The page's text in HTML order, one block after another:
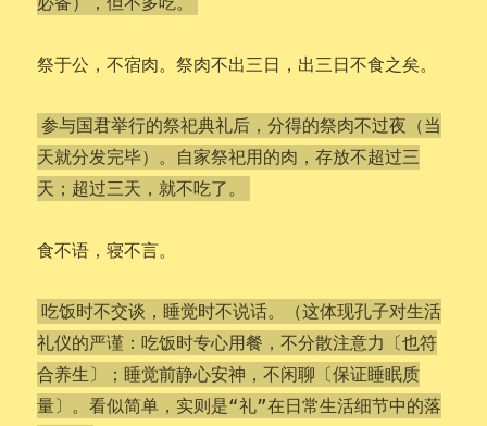
祭于公，不宿肉。祭肉不出三日，出三日不食之矣。
参与国君举行的祭祀典礼后，分得的祭肉不过夜（当
天就分发完毕）。自家祭祀用的肉，存放不超过三
天；超过三天，就不吃了。
食不语，寝不言。
吃饭时不交谈，睡觉时不说话。（这体现孔子对生活
礼仪的严谨：吃饭时专心用餐，不分散注意力〔也符
合养生〕；睡觉前静心安神，不闲聊〔保证睡眠质
量〕。看似简单，实则是“礼”在日常生活细节中的落